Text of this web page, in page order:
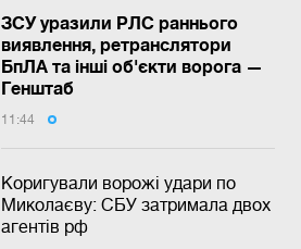
ЗСУ уразили РЛС раннього
виявлення, ретранслятори
БпЛА та інші об'єкти ворога —
Генштаб
11:44
Коригували ворожі удари по
Миколаєву: СБУ затримала двох
агентів рф